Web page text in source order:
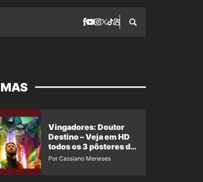
Vingadores: Doutor
Destino – Veja em HD
todos os 3 pôsteres de
‘Doomsday’ + 1 imagem
Por Cassiano Meneses